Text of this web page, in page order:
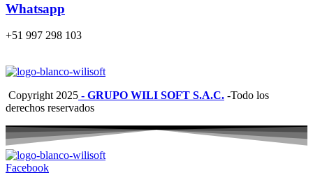
Whatsapp
+51 997 298 103
Copyright 2025 - GRUPO WILI SOFT S.A.C. -Todo los
derechos reservados
Facebook